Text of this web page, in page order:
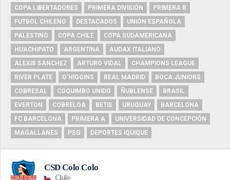
COPA LIBERTADORES
PRIMERA DIVISIÓN
PRIMERA B
FUTBOL CHILENO
DESTACADOS
UNIÓN ESPAÑOLA
PALESTINO
COPA CHILE
COPA SUDAMERICANA
HUACHIPATO
ARGENTINA
AUDAX ITALIANO
ALEXIS SÁNCHEZ
ARTURO VIDAL
CHAMPIONS LEAGUE
RIVER PLATE
O'HIGGINS REAL MADRID
BOCA JUNIORS
COBRESAL
COQUIMBO UNIDO ÑUBLENSE
BRASIL
EVERTON
COBRELOA BETIS URUGUAY
BARCELONA
FC BARCELONA
PRIMERA A
UNIVERSIDAD DE CONCEPCIÓN
MAGALLANES
PSG DEPORTES IQUIQUE